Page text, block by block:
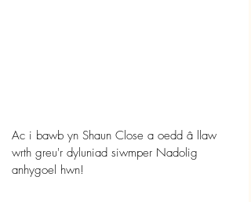
Ac i bawb yn Shaun Close a oedd â llaw
wrth greu'r dyluniad siwmper Nadolig
anhygoel hwn!